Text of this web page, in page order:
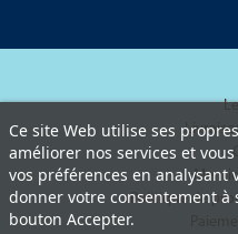
Ce site Web utilise ses
améliorer nos services et
vos préférences en analysant
donner votre consentement
bouton Accepter.
Politique de